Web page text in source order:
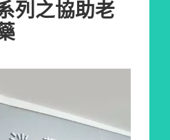
列之協助老